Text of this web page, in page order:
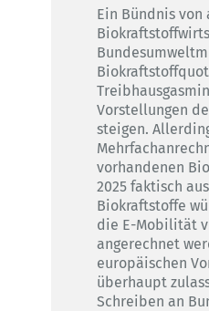
Ein Bündnis
Vorstellungen
steigen.
vorhandenen
2025 faktisch
Biokraftstoffe
die E-Mobilität
angerechnet
europäischen
überhaupt
Schreiben an